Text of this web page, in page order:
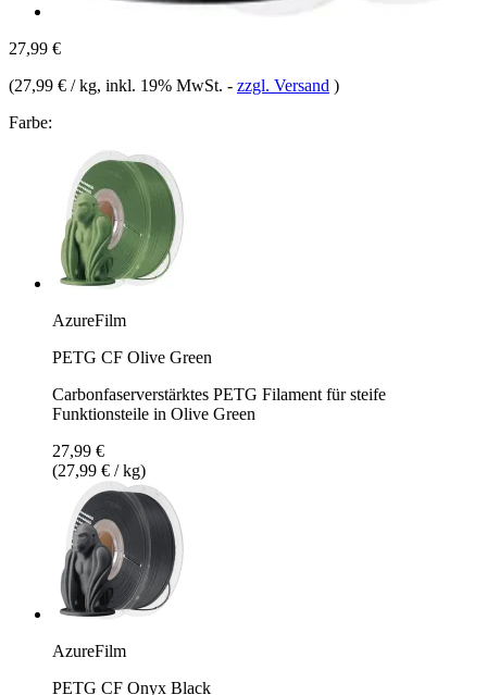
27,99 €
(27,99 € / kg, inkl. 19% MwSt. - zzgl. Versand )
Farbe:
AzureFilm
PETG CF Olive Green
Carbonfaserverstärktes PETG Filament für steife
Funktionsteile in Olive Green
27,99 €
(27,99 € / kg)
AzureFilm
PETG CF Onyx Black